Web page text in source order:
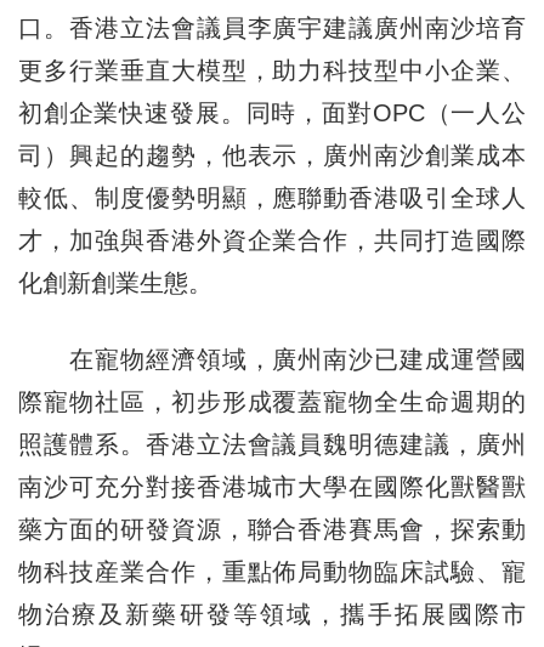
口。香港立法會議員李廣宇建議廣州南沙培育
更多行業垂直大模型，助力科技型中小企業、
初創企業快速發展。同時，面對OPC（一人公
司）興起的趨勢，他表示，廣州南沙創業成本
較低、制度優勢明顯，應聯動香港吸引全球人
才，加強與香港外資企業合作，共同打造國際
化創新創業生態。
在寵物經濟領域，廣州南沙已建成運營國
際寵物社區，初步形成覆蓋寵物全生命週期的
照護體系。香港立法會議員魏明德建議，廣州
南沙可充分對接香港城市大學在國際化獸醫獸
藥方面的研發資源，聯合香港賽馬會，探索動
物科技産業合作，重點佈局動物臨床試驗、寵
物治療及新藥研發等領域，攜手拓展國際市